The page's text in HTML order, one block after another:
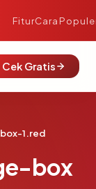
FiturCara
Cek Gratis
1.red
box